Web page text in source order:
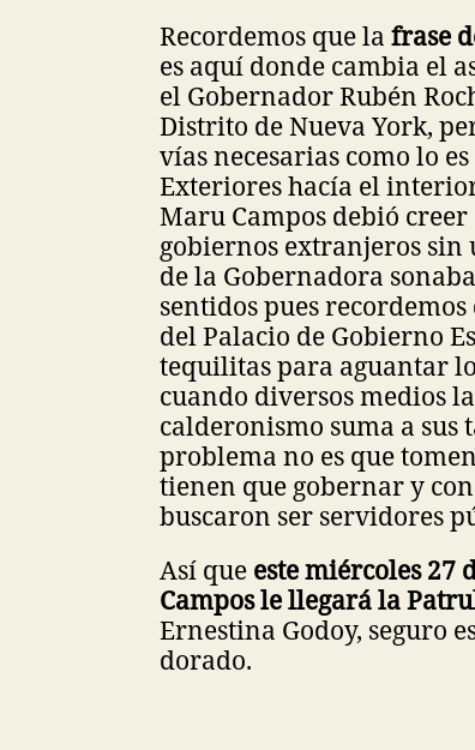
Recordemos que la frase
es aquí donde cambia el
el Gobernador Rubén
Distrito de Nueva York,
vías necesarias como lo
Exteriores hacía el
Maru Campos debió
gobiernos extranjeros sin
de la Gobernadora
sentidos pues
del Palacio de Gobierno
tequilitas para aguantar
cuando diversos medios
calderonismo suma a sus
problema no es que
tienen que gobernar y
buscaron ser servidores
Así que este miércoles 27
Campos le llegará la
Ernestina Godoy, seguro
dorado.